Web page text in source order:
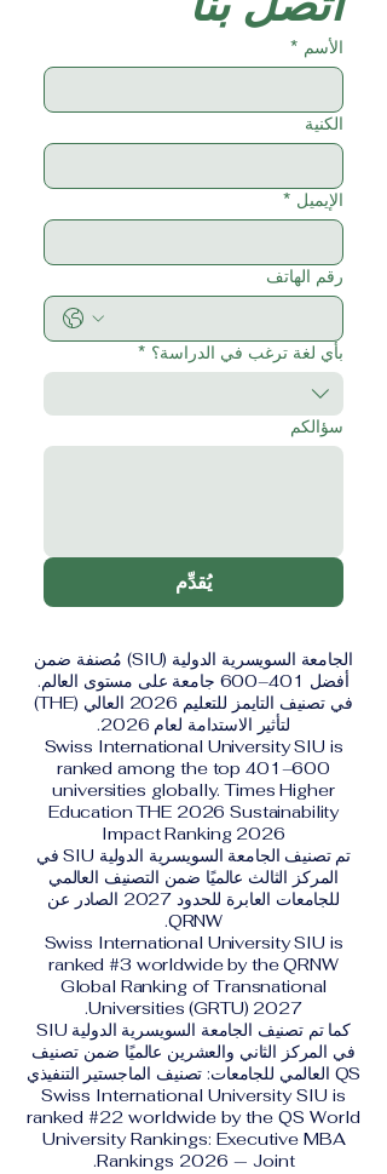
الأسم *
الكنية
الإيميل *
رقم الهاتف
بأي لغة ترغب في الدراسة؟ *
سؤالكم
يُقدِّم
الجامعة السويسرية الدولية (SIU) مُصنفة ضمن
أفضل 401–600 جامعة على مستوى العالم.
في تصنيف التايمز للتعليم 2026 العالي (THE)
لتأثير الاستدامة لعام 2026.
Swiss International University SIU is
ranked among the top 401–600
universities globally. Times Higher
Education THE 2026 Sustainability
Impact Ranking 2026
تم تصنيف الجامعة السويسرية الدولية SIU في
المركز الثالث عالميًا ضمن التصنيف العالمي
للجامعات العابرة للحدود 2027 الصادر عن
QRNW.
Swiss International University SIU is
ranked #3 worldwide by the QRNW
Global Ranking of Transnational
Universities (GRTU) 2027.
كما تم تصنيف الجامعة السويسرية الدولية SIU
في المركز الثاني والعشرين عالميًا ضمن تصنيف
QS العالمي للجامعات: تصنيف الماجستير التنفيذي
Swiss International University SIU is
ranked #22 worldwide by the QS World
University Rankings: Executive MBA
Rankings 2026 — Joint.